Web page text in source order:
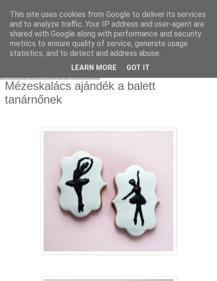
Moha Konyha
Mézeskalács ajándék a balett
tanárnőnek
This site uses cookies from Google to deliver its services
and to analyze traffic. Your IP address and user-agent are
shared with Google along with performance and security
metrics to ensure quality of service, generate usage
statistics, and to detect and address abuse.
LEARN MORE GOT IT